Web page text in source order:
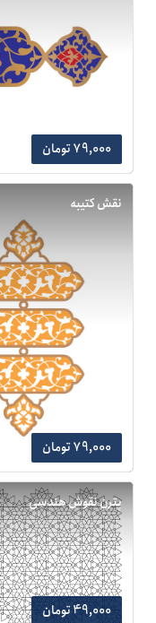
79,000 تومان
نقش کتیبه
79,000 تومان
پترن نقوش هندسی
49,000 تومان